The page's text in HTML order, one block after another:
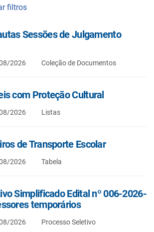
filtros
Sessões de Julgamento
2026 Coleção de Documentos
com Proteção Cultural
2026 Listas
de Transporte Escolar
2026 Tabela
Simplificado Edital nº 006-2026-
temporários
2026
Processo Seletivo